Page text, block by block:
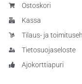
Ostoskori
Kassa
Tilaus- ja
Tietosuojaseloste
Ajokorttiapuri